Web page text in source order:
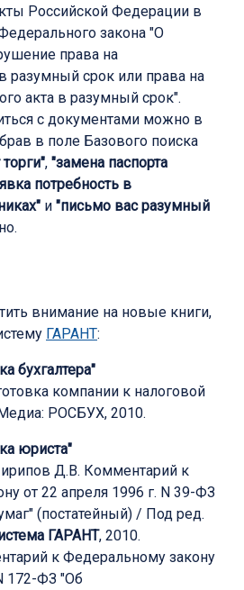
Российской Федерации в
закона "О
права на
разумный срок или права на
акта в разумный срок".
с документами можно в
в поле Базового поиска
, "замена паспорта
потребность в
и "письмо вас разумный
внимание на новые книги,
ГАРАНТ:
бухгалтера"
компании к налоговой
РОСБУХ, 2010.
юриста"
Д.В. Комментарий к
от 22 апреля 1996 г. N 39-ФЗ
(постатейный) / Под ред.
ГАРАНТ, 2010.
к Федеральному закону
172-ФЗ "Об